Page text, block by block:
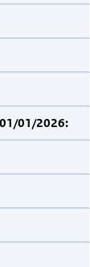
01/2026: